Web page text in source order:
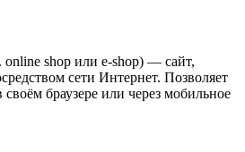
online shop или e-shop) — сайт,
сети Интернет. Позволяет
браузере или через мобильное